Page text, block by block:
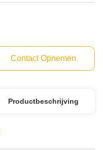
Contact Opnemen
Productbeschrijving